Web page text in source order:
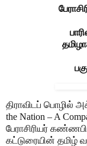
திராவிடப் பொழில்
the Nation – A
பேராசிரியர்
கட்டுரையின் தமிழ்